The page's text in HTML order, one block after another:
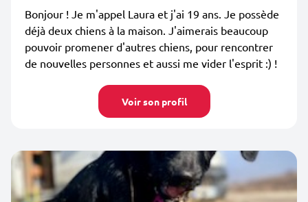
Bonjour ! Je m'appel Laura et j'ai 19 ans. Je possède
déjà deux chiens à la maison. J'aimerais beaucoup
pouvoir promener d'autres chiens, pour rencontrer
de nouvelles personnes et aussi me vider l'esprit :) !
Voir son profil